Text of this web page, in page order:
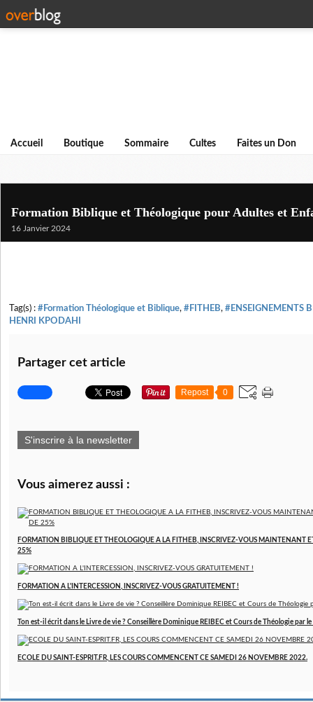
Accueil Boutique Sommaire Cultes Faites un Don
Formation Biblique et Théologique pour Adultes et
16 Janvier 2024
Tag(s) : #Formation Théologique et Biblique, #FITHEB, #ENSEIGNEMENTS
HENRI KPODAHI
Partager cet article
Repost 0
S'inscrire à la newsletter
Vous aimerez aussi :
FORMATION BIBLIQUE ET THEOLOGIQUE A LA FITHEB, INSCRIVEZ-VOUS MAINTENANT
25%
FORMATION A L'INTERCESSION, INSCRIVEZ-VOUS GRATUITEMENT !
Ton est-il écrit dans le Livre de vie ? Conseillère Dominique REIBEC et Cours de Théologie par
ECOLE DU SAINT-ESPRIT.FR, LES COURS COMMENCENT CE SAMEDI 26 NOVEMBRE 2022.